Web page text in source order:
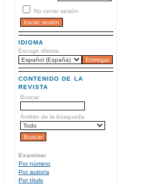
No cerrar sesión
IDIOMA
Escoge idioma
CONTENIDO DE LA
REVISTA
Buscar
Ámbito de la búsqueda
Examinar
Por número
Por autor/a
Por título